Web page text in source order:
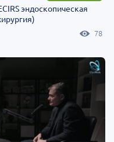
эндоскопическая
78